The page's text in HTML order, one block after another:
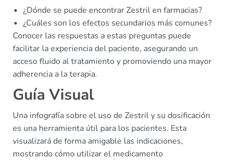
¿Dónde se puede encontrar Zestril en farmacias?
¿Cuáles son los efectos secundarios más comunes?
Conocer las respuestas a estas preguntas puede
facilitar la experiencia del paciente, asegurando un
acceso fluido al tratamiento y promoviendo una mayor
adherencia a la terapia.
Guía Visual
Una infografía sobre el uso de Zestril y su dosificación
es una herramienta útil para los pacientes. Esta
visualizará de forma amigable las indicaciones,
mostrando cómo utilizar el medicamento